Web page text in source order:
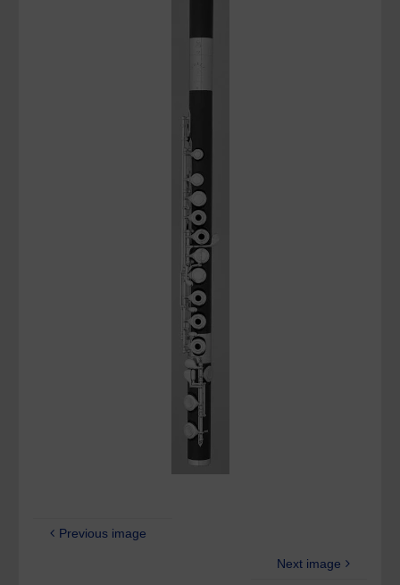
Previous image
Next image